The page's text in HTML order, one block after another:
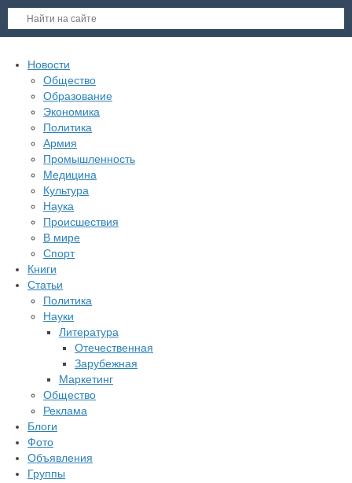
Новости
Общество
Образование
Экономика
Политика
Армия
Промышленность
Медицина
Культура
Наука
Происшествия
В мире
Спорт
Книги
Статьи
Политика
Науки
Литература
Отечественная
Зарубежная
Маркетинг
Общество
Реклама
Блоги
Фото
Объявления
Группы